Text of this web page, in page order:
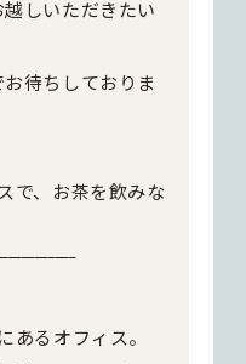
しいただきたい
待ちしておりま
で、お茶を飲みな
あるオフィス。